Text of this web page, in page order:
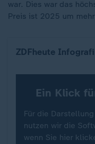
war. Dies war das
Preis ist 2025 um
ZDFheute
Ein Klick
Für die
nutzen wir die
wenn Sie hier